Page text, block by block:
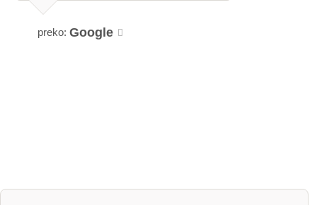
preko: Google